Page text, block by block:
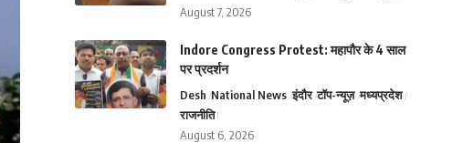
August 7, 2026
Indore Congress Protest: महापौर के 4 साल
पर प्रदर्शन
Desh National News इंदौर टॉप-न्यूज़ मध्यप्रदेश
राजनीति
August 6, 2026